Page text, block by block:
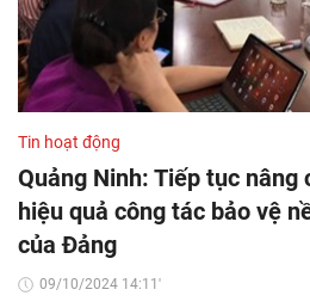
Tin hoạt động
Quảng Ninh: Tiếp tục nâng
hiệu quả công tác bảo vệ
của Đảng
09/10/2024 14:11'